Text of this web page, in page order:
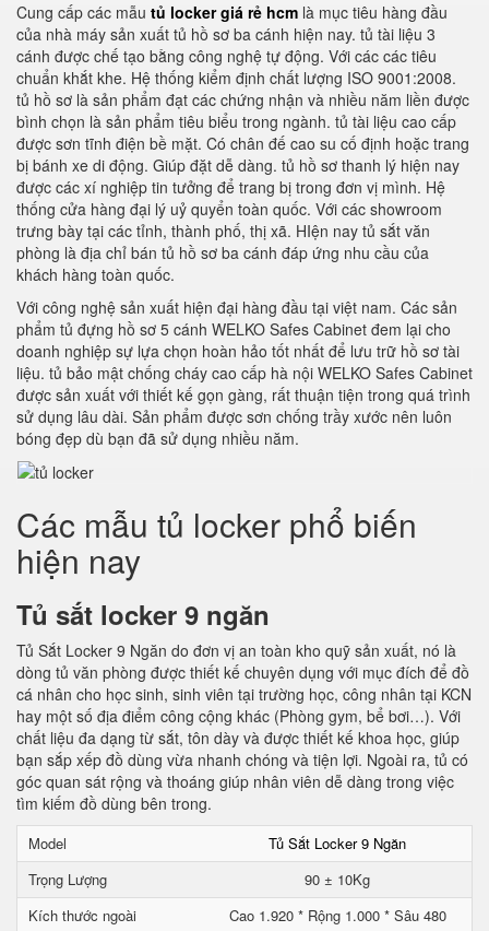
Cung cấp các mẫu tủ locker giá rẻ hcm là mục tiêu hàng đầu
của nhà máy sản xuất tủ hồ sơ ba cánh hiện nay. tủ tài liệu 3
cánh được chế tạo bằng công nghệ tự động. Với các các tiêu
chuẩn khắt khe. Hệ thống kiểm định chất lượng ISO 9001:2008.
tủ hồ sơ là sản phẩm đạt các chứng nhận và nhiều năm liền được
bình chọn là sản phẩm tiêu biểu trong ngành. tủ tài liệu cao cấp
được sơn tĩnh điện bề mặt. Có chân đế cao su cố định hoặc trang
bị bánh xe di động. Giúp đặt dễ dàng. tủ hồ sơ thanh lý hiện nay
được các xí nghiệp tin tưởng để trang bị trong đơn vị mình. Hệ
thống cửa hàng đại lý uỷ quyển toàn quốc. Với các showroom
trưng bày tại các tỉnh, thành phố, thị xã. HIện nay tủ sắt văn
phòng là địa chỉ bán tủ hồ sơ ba cánh đáp ứng nhu cầu của
khách hàng toàn quốc.
Với công nghệ sản xuất hiện đại hàng đầu tại việt nam. Các sản
phẩm tủ đựng hồ sơ 5 cánh WELKO Safes Cabinet đem lại cho
doanh nghiệp sự lựa chọn hoàn hảo tốt nhất để lưu trữ hồ sơ tài
liệu. tủ bảo mật chống cháy cao cấp hà nội WELKO Safes Cabinet
được sản xuất với thiết kế gọn gàng, rất thuận tiện trong quá trình
sử dụng lâu dài. Sản phẩm được sơn chống trầy xước nên luôn
bóng đẹp dù bạn đã sử dụng nhiều năm.
Các mẫu tủ locker phổ biến
hiện nay
Tủ sắt locker 9 ngăn
Tủ Sắt Locker 9 Ngăn do đơn vị an toàn kho quỹ sản xuất, nó là
dòng tủ văn phòng được thiết kế chuyên dụng với mục đích để đồ
cá nhân cho học sinh, sinh viên tại trường học, công nhân tại KCN
hay một số địa điểm công cộng khác (Phòng gym, bể bơi…). Với
chất liệu đa dạng từ sắt, tôn dày và được thiết kế khoa học, giúp
bạn sắp xếp đồ dùng vừa nhanh chóng và tiện lợi. Ngoài ra, tủ có
góc quan sát rộng và thoáng giúp nhân viên dễ dàng trong việc
tìm kiếm đồ dùng bên trong.
Model
Tủ Sắt Locker 9 Ngăn
Trọng Lượng
90 ± 10Kg
Kích thước ngoài
Cao 1.920 * Rộng 1.000 * Sâu 480